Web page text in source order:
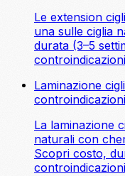
Le extension
una sulle ciglia
durata (3–5
Laminazione
controindicazioni
La laminazione
naturali con
Scopri costo,